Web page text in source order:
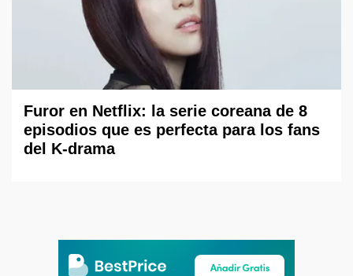
Furor en Netflix: la serie coreana de 8
episodios que es perfecta para los fans
del K-drama